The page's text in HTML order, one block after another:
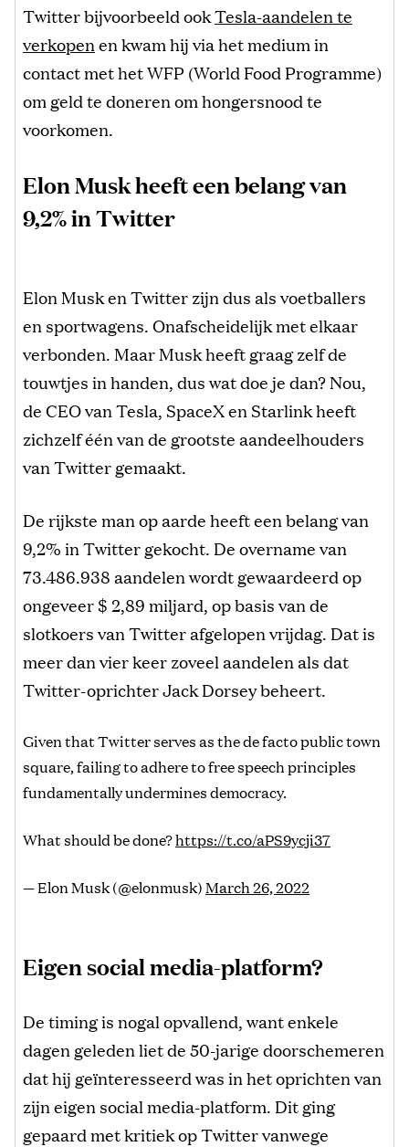
Twitter bijvoorbeeld ookTesla-aandelen te
verkopenen kwam hij via het medium in
contact met het WFP (World Food Programme)
om geld te doneren om hongersnood te
voorkomen.
Elon Musk heeft een belang van
9,2% in Twitter
Elon Musk en Twitter zijn dus als voetballers
en sportwagens. Onafscheidelijk met elkaar
verbonden. Maar Musk heeft graag zelf de
touwtjes in handen, dus wat doe je dan? Nou,
de CEO van Tesla, SpaceX en Starlink heeft
zichzelf één van de grootste aandeelhouders
van Twitter gemaakt.
De rijkste man op aarde heeft een belang van
9,2% in Twitter gekocht. De overname van
73.486.938 aandelen wordt gewaardeerd op
ongeveer $ 2,89 miljard, op basis van de
slotkoers van Twitter afgelopen vrijdag. Dat is
meer dan vier keer zoveel aandelen als dat
Twitter-oprichter Jack Dorsey beheert.
Given that Twitter serves as the de facto public town
square, failing to adhere to free speech principles
fundamentally undermines democracy.
What should be done?https://t.co/aPS9ycji37
— Elon Musk (@elonmusk)March 26, 2022
Eigen social media-platform?
De timing is nogal opvallend, want enkele
dagen geleden liet de 50-jarige doorschemeren
dat hij geïnteresseerd was in het oprichten van
zijn eigen social media-platform. Dit ging
gepaard met kritiek op Twitter vanwege